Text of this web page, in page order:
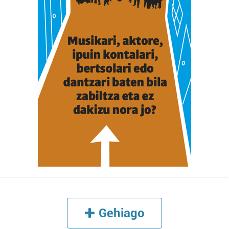
Lortu zure datu pertsonalak prozesatzeko moduari
buruzko informazio gehiago eta ezarri zure lehentasunak
datuen atalean. Edozein unetan alda edo ken dezakezu
zure baimena Cookieen adierazpenean.
Webgune honek cookie propioak eta hirugarrenen cookie-
fitxategiak erabiltzen ditu. Zure esperientzia eta
zerbitzuak hobetzeko asmoz, cookie teknologiaz
baliatzen gara. Ohar hau onartuz gero, teknologia hori
Gehiago
Gehiago